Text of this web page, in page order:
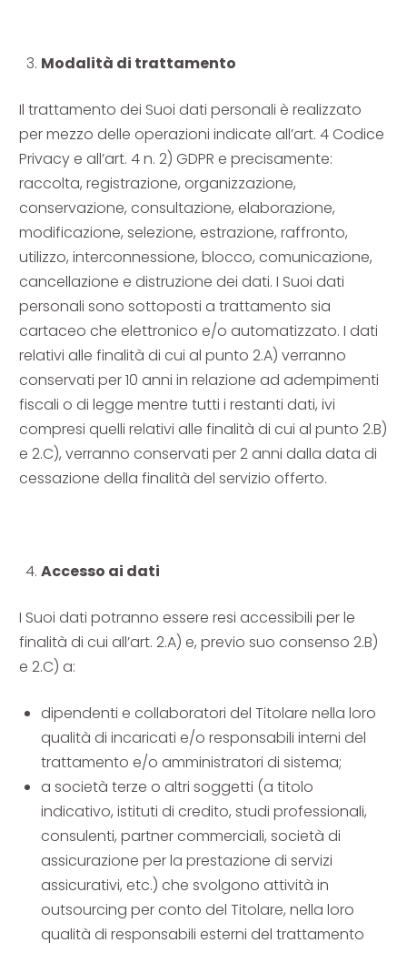
Modalità di trattamento
Il trattamento dei Suoi dati personali è realizzato
per mezzo delle operazioni indicate all’art. 4 Codice
Privacy e all’art. 4 n. 2) GDPR e precisamente:
raccolta, registrazione, organizzazione,
conservazione, consultazione, elaborazione,
modificazione, selezione, estrazione, raffronto,
utilizzo, interconnessione, blocco, comunicazione,
cancellazione e distruzione dei dati. I Suoi dati
personali sono sottoposti a trattamento sia
cartaceo che elettronico e/o automatizzato. I dati
relativi alle finalità di cui al punto 2.A) verranno
conservati per 10 anni in relazione ad adempimenti
fiscali o di legge mentre tutti i restanti dati, ivi
compresi quelli relativi alle finalità di cui al punto 2.B)
e 2.C), verranno conservati per 2 anni dalla data di
cessazione della finalità del servizio offerto.
Accesso ai dati
I Suoi dati potranno essere resi accessibili per le
finalità di cui all’art. 2.A) e, previo suo consenso 2.B)
e 2.C) a:
dipendenti e collaboratori del Titolare nella loro
qualità di incaricati e/o responsabili interni del
trattamento e/o amministratori di sistema;
a società terze o altri soggetti (a titolo
indicativo, istituti di credito, studi professionali,
consulenti, partner commerciali, società di
assicurazione per la prestazione di servizi
assicurativi, etc.) che svolgono attività in
outsourcing per conto del Titolare, nella loro
qualità di responsabili esterni del trattamento